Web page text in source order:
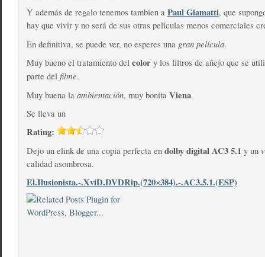
Y además de regalo tenemos tambien a Paul Giamatti, que
hay que vivir y no será de sus otras películas menos comerciales
En definitiva, se puede ver, no esperes una gran película.
Muy bueno el tratamiento del colory los filtros de añejo que se
parte del filme.
Muy buena la ambientación, muy bonita Viena.
Se lleva un
Rating:
Dejo un elink de una copia perfecta en dolby digital AC3 5.1y un
calidad asombrosa.
El.Ilusionista.-.XviD.DVDRip.(720×384).-.AC3.5.1.(ESP)